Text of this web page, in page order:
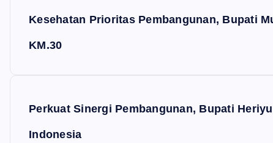
Kesehatan Prioritas Pembangunan, Bupati
KM.30
Perkuat Sinergi Pembangunan, Bupati
Indonesia